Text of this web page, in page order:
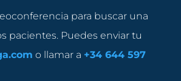
para buscar una
pacientes. Puedes enviar tu
o llamar a +34 644 597